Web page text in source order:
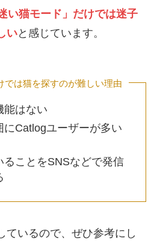
い猫モード」だけでは迷子
いと感じています。
では猫を探すのが難しい理由
能はない
にCatlogユーザーが多い
ることをSNSなどで発信
ているので、ぜひ参考にし